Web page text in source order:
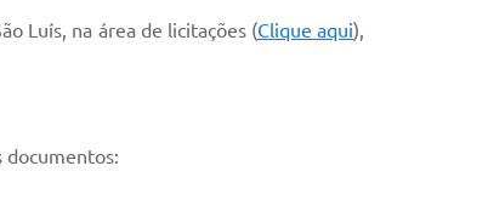
Luís, na área de licitações (Clique aqui),
documentos: